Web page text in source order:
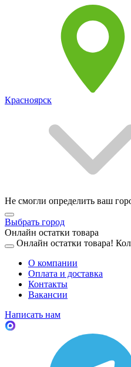
Красноярск
Не смогли определить ваш
Выбрать город
Онлайн остатки товара
Онлайн остатки товара!
О компании
Оплата и доставка
Контакты
Вакансии
Написать нам